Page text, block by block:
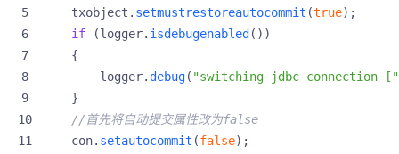
txobject . setmustrestoreautocommit (true);
if
(logger. isdebugenabled ())
{
logger. debug( "switching jdbc connection ["
}
//首先将自动提交属性改为false
con. setautocommit (false);